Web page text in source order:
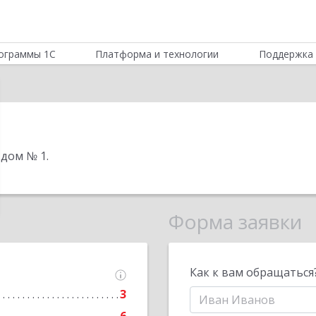
1С Платформа и технологии Поддержка
дом № 1.
3
Форма заявки
Как к вам